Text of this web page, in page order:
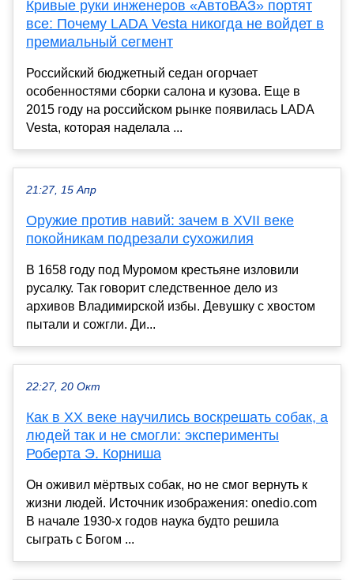
Кривые руки инженеров «АвтоВАЗ» портят
все: Почему LADA Vesta никогда не войдет в
премиальный сегмент
Российский бюджетный седан огорчает
особенностями сборки салона и кузова. Еще в
2015 году на российском рынке появилась LADA
Vesta, которая наделала ...
21:27, 15 Апр
Оружие против навий: зачем в XVII веке
покойникам подрезали сухожилия
В 1658 году под Муромом крестьяне изловили
русалку. Так говорит следственное дело из
архивов Владимирской избы. Девушку с хвостом
пытали и сожгли. Ди...
22:27, 20 Окт
Как в XX веке научились воскрешать собак, а
людей так и не смогли: эксперименты
Роберта Э. Корниша
Он оживил мёртвых собак, но не смог вернуть к
жизни людей. Источник изображения: onedio.com
В начале 1930-х годов наука будто решила
сыграть с Богом ...